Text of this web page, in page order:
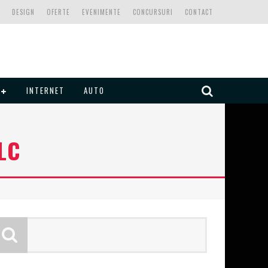
CONTACT
CONCURSURI
EVENIMENTE
OFERTE
DESIGN
INTERNET AUTO